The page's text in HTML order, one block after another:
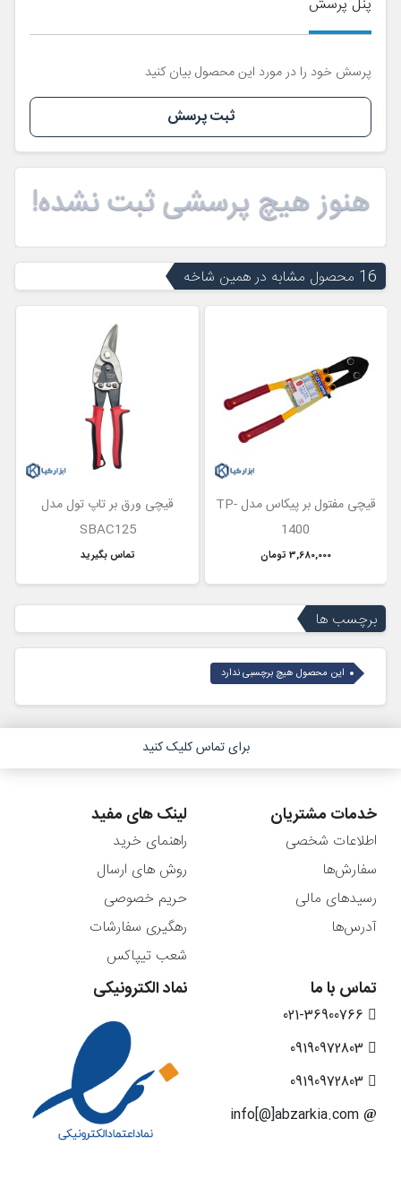
پرسش خود را در مورد این محصول بیان کنید
ثبت پرسش
هنوز هیچ پرسشی ثبت نشده!
16 محصول مشابه در همین شاخه
قیچی مفتول بر پیکاس مدل TP-
1400
3,680,000 تومان
قیچی ورق بر تاپ تول مدل
SBAC125
تماس بگیرید
برچسب ها
این محصول هیچ برچسبی ندارد
برای تماس کلیک کنید
خدمات مشتریان
اطلاعات شخصی
سفارش‌ها
رسیدهای مالی
آدرس‌ها
لینک های مفید
راهنمای خرید
روش های ارسال
حریم خصوصی
رهگیری سفارشات
شعب تیپاکس
تماس با ما نماد الکترونیکی